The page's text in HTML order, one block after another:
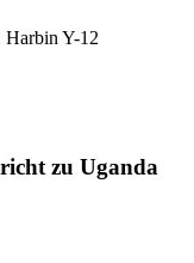
Harbin Y-12
zu Uganda